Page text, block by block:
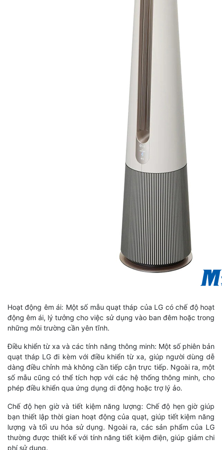
Hoạt động êm ái: Một số mẫu quạt tháp của LG có chế độ hoạt
động êm ái, lý tưởng cho việc sử dụng vào ban đêm hoặc trong
những môi trường cần yên tĩnh.
Điều khiển từ xa và các tính năng thông minh: Một số phiên bản
quạt tháp LG đi kèm với điều khiển từ xa, giúp người dùng dễ
dàng điều chỉnh mà không cần tiếp cận trực tiếp. Ngoài ra, một
số mẫu cũng có thể tích hợp với các hệ thống thông minh, cho
phép điều khiển qua ứng dụng di động hoặc trợ lý ảo.
Chế độ hẹn giờ và tiết kiệm năng lượng: Chế độ hẹn giờ giúp
bạn thiết lập thời gian hoạt động của quạt, giúp tiết kiệm năng
lượng và tối ưu hóa sử dụng. Ngoài ra, các sản phẩm của LG
thường được thiết kế với tính năng tiết kiệm điện, giúp giảm chi
phí sử dụng.